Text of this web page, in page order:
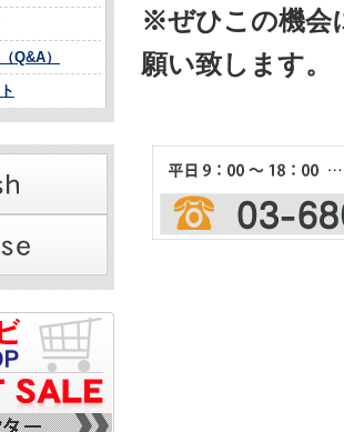
※ぜひこの機会
願い致します。
Q&A）